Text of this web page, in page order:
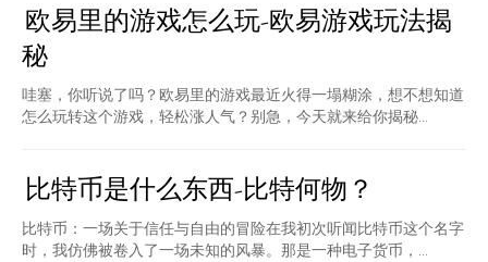
欧易里的游戏怎么玩-欧易游戏玩法揭
秘
哇塞，你听说了吗？欧易里的游戏最近火得一塌糊涂，想不想知道
怎么玩转这个游戏，轻松涨人气？别急，今天就来给你揭秘...
比特币是什么东西-比特何物？
比特币：一场关于信任与自由的冒险在我初次听闻比特币这个名字
时，我仿佛被卷入了一场未知的风暴。那是一种电子货币，...